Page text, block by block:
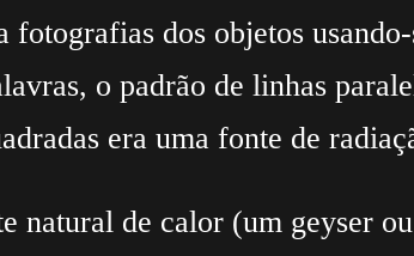
dos objetos
o padrão de linhas
era uma fonte de
natural de calor (um geyser